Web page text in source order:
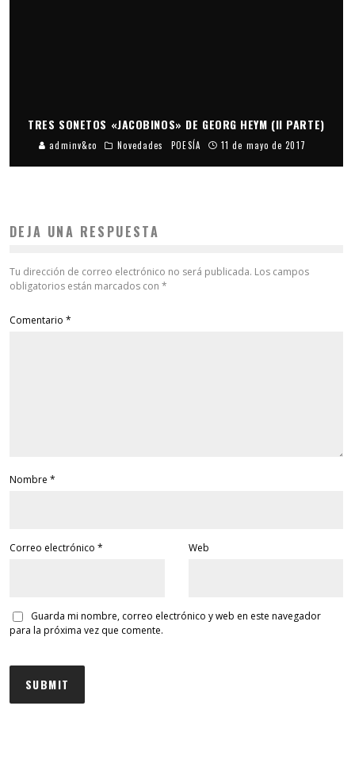
TRES SONETOS «JACOBINOS» DE GEORG HEYM (II PARTE)
adminv&co Novedades POESÍA 11 de mayo de 2017
DEJA UNA RESPUESTA
Tu dirección de correo electrónico no será publicada. Los campos
obligatorios están marcados con *
Comentario *
Nombre *
Correo electrónico * Web
Guarda mi nombre, correo electrónico y web en este navegador
para la próxima vez que comente.